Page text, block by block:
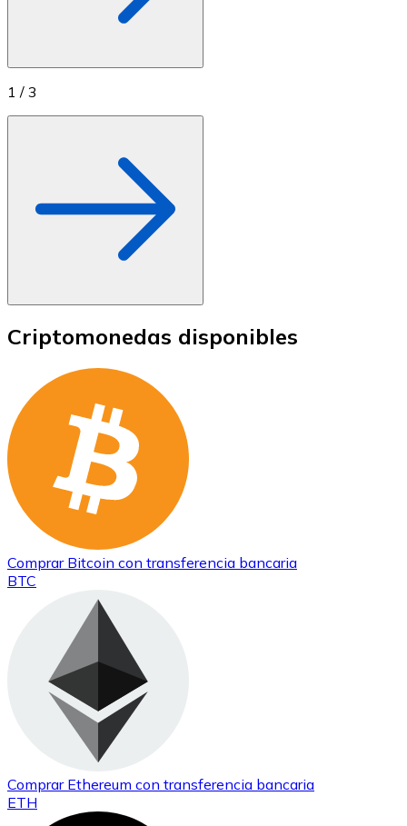
1 / 3
Criptomonedas disponibles
Comprar Bitcoin con transferencia bancaria
BTC
Comprar Ethereum con transferencia bancaria
ETH